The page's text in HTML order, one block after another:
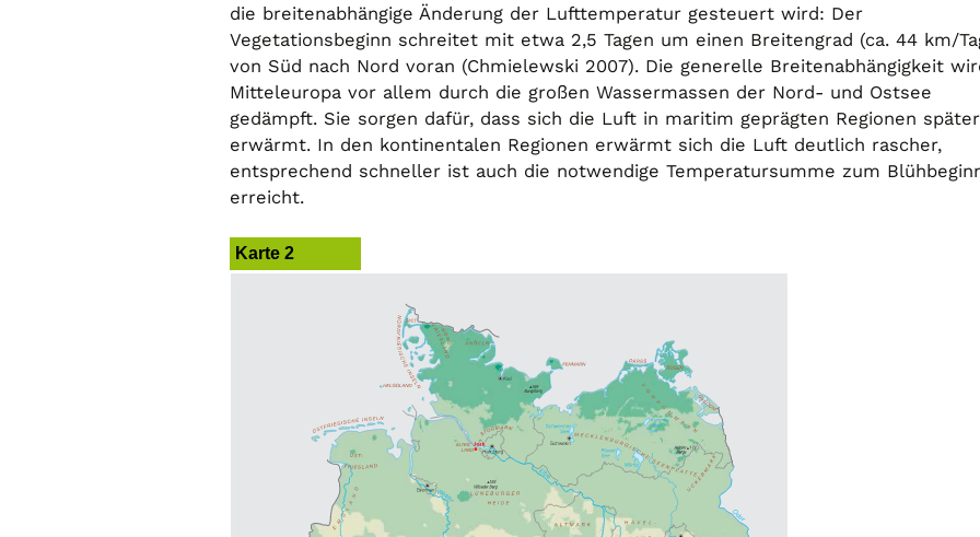
die breitenabhängige Änderung der Lufttemperatur gesteuert wird: Der
Vegetationsbeginn schreitet mit etwa 2,5 Tagen um einen Breitengrad (ca. 44 km/
von Süd nach Nord voran (Chmielewski 2007). Die generelle Breitenabhängigkeit
Mitteleuropa vor allem durch die großen Wassermassen der Nord- und Ostsee
gedämpft. Sie sorgen dafür, dass sich die Luft in maritim geprägten Regionen später
erwärmt. In den kontinentalen Regionen erwärmt sich die Luft deutlich rascher,
entsprechend schneller ist auch die notwendige Temperatursumme zum
erreicht.
Karte 2